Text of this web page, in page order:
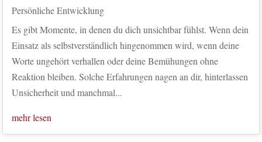
Persönliche Entwicklung
Es gibt Momente, in denen du dich unsichtbar fühlst. Wenn dein
Einsatz als selbstverständlich hingenommen wird, wenn deine
Worte ungehört verhallen oder deine Bemühungen ohne
Reaktion bleiben. Solche Erfahrungen nagen an dir, hinterlassen
Unsicherheit und manchmal...
mehr lesen